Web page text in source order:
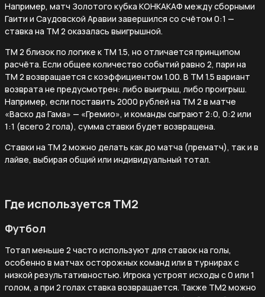
Например, матч Золотого кубка КОНКАКАФ между сборными
Гаити и Саудовской Аравии завершился со счётом 0:1 —
ставка на ТМ 2 оказалась выигрышной.
ТМ 2 близок по логике к ТМ 1.5, но отличается принципом
расчёта. Если общее количество событий равно 2, пари на
ТМ 2 возвращается с коэффициентом 1.00. В ТМ 1.5 вариант
возврата не предусмотрен: либо выигрыш, либо проигрыш.
Например, если поставить 2000 рублей на ТМ 2 в матче
«Васко да Гама» — «Гремио», и команды сыграют 2:0, 0:2 или
1:1 (всего 2 гола), сумма ставки будет возвращена.
Ставки на ТМ 2 можно делать как до матча (прематч), так и в
лайве, выбирая общий или индивидуальный тотал.
Где используется ТМ2
Футбол
Тотал меньше 2 часто используют для ставок на голы,
особенно в матчах осторожных команд или в турнирах с
низкой результативностью. Игрока устроят исходы с 0 или 1
голом, а при 2 голах ставка возвращается. Также ТМ2 можно